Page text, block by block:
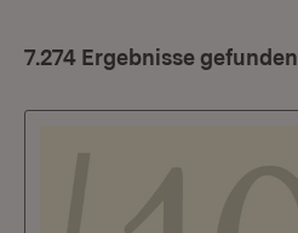
7.274 Ergebnisse gefunden